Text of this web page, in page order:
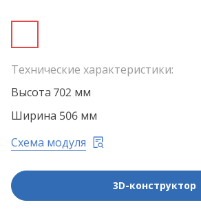
Технические характеристики:
Высота 702 мм
Ширина 506 мм
Схема модуля
3D-конструктор